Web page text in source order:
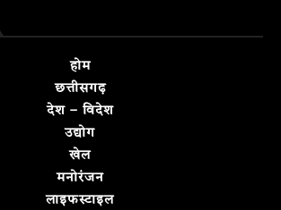
होम
छत्तीसगढ़
देश – विदेश
उद्योग
खेल
मनोरंजन
लाइफस्टाइल